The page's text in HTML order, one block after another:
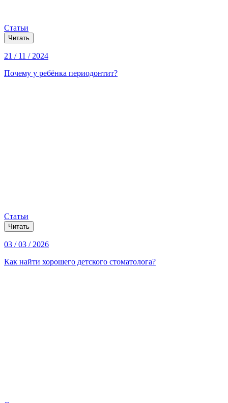
Статьи
Читать
21 / 11 / 2024
Почему у ребёнка периодонтит?
Статьи
Читать
03 / 03 / 2026
Как найти хорошего детского стоматолога?